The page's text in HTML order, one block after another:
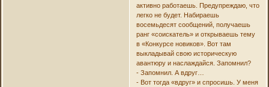
активно работаешь. Предупреждаю, что
легко не будет. Набираешь
восемьдесят сообщений, получаешь
ранг «соискатель» и открываешь тему
в «Конкурсе новиков». Вот там
выкладывай свою историческую
авантюру и наслаждайся. Запомнил?
- Запомнил. А вдруг…
- Вот тогда «вдруг» и спросишь. У меня